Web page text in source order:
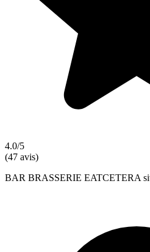
4.0/5
(47 avis)
BAR BRASSERIE EATCETERA